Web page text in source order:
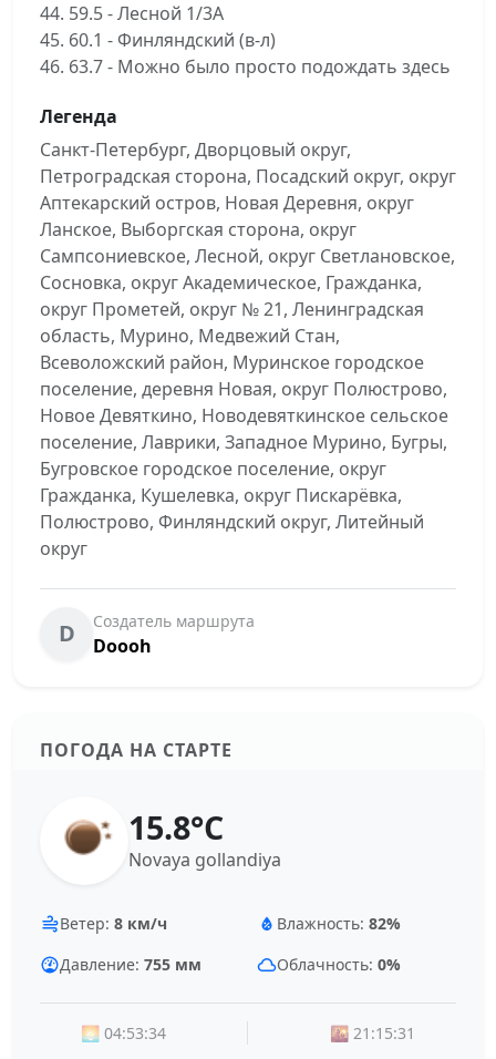
44. 59.5 - Лесной 1/3А
45. 60.1 - Финляндский (в-л)
46. 63.7 - Можно было просто подождать здесь
Легенда
Санкт-Петербург, Дворцовый округ,
Петроградская сторона, Посадский округ, округ
Аптекарский остров, Новая Деревня, округ
Ланское, Выборгская сторона, округ
Сампсониевское, Лесной, округ Светлановское,
Сосновка, округ Академическое, Гражданка,
округ Прометей, округ № 21, Ленинградская
область, Мурино, Медвежий Стан,
Всеволожский район, Муринское городское
поселение, деревня Новая, округ Полюстрово,
Новое Девяткино, Новодевяткинское сельское
поселение, Лаврики, Западное Мурино, Бугры,
Бугровское городское поселение, округ
Гражданка, Кушелевка, округ Пискарёвка,
Полюстрово, Финляндский округ, Литейный
округ
D Создатель маршрута
Doooh
ПОГОДА НА СТАРТЕ
15.8°C
Novaya gollandiya
Ветер: 8 км/ч Влажность: 82%
Давление: 755 мм Облачность: 0%
🌅 04:53:34 🌇 21:15:31